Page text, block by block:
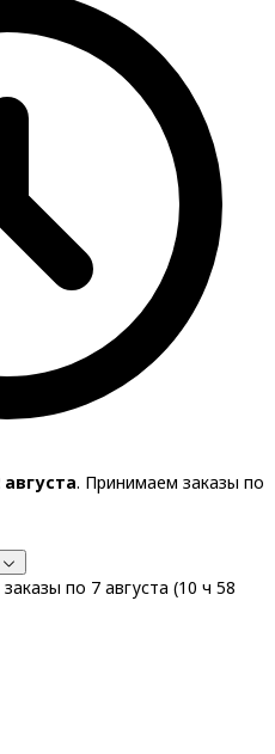
. Принимаем заказы по
по 7 августа (10 ч 58